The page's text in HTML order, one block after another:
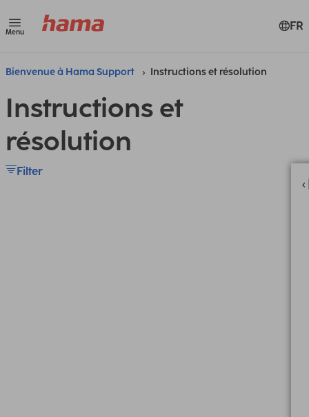
Menu FR
Bienvenue à Hama Support Instructions et résolution
Instructions et
résolution
Filter